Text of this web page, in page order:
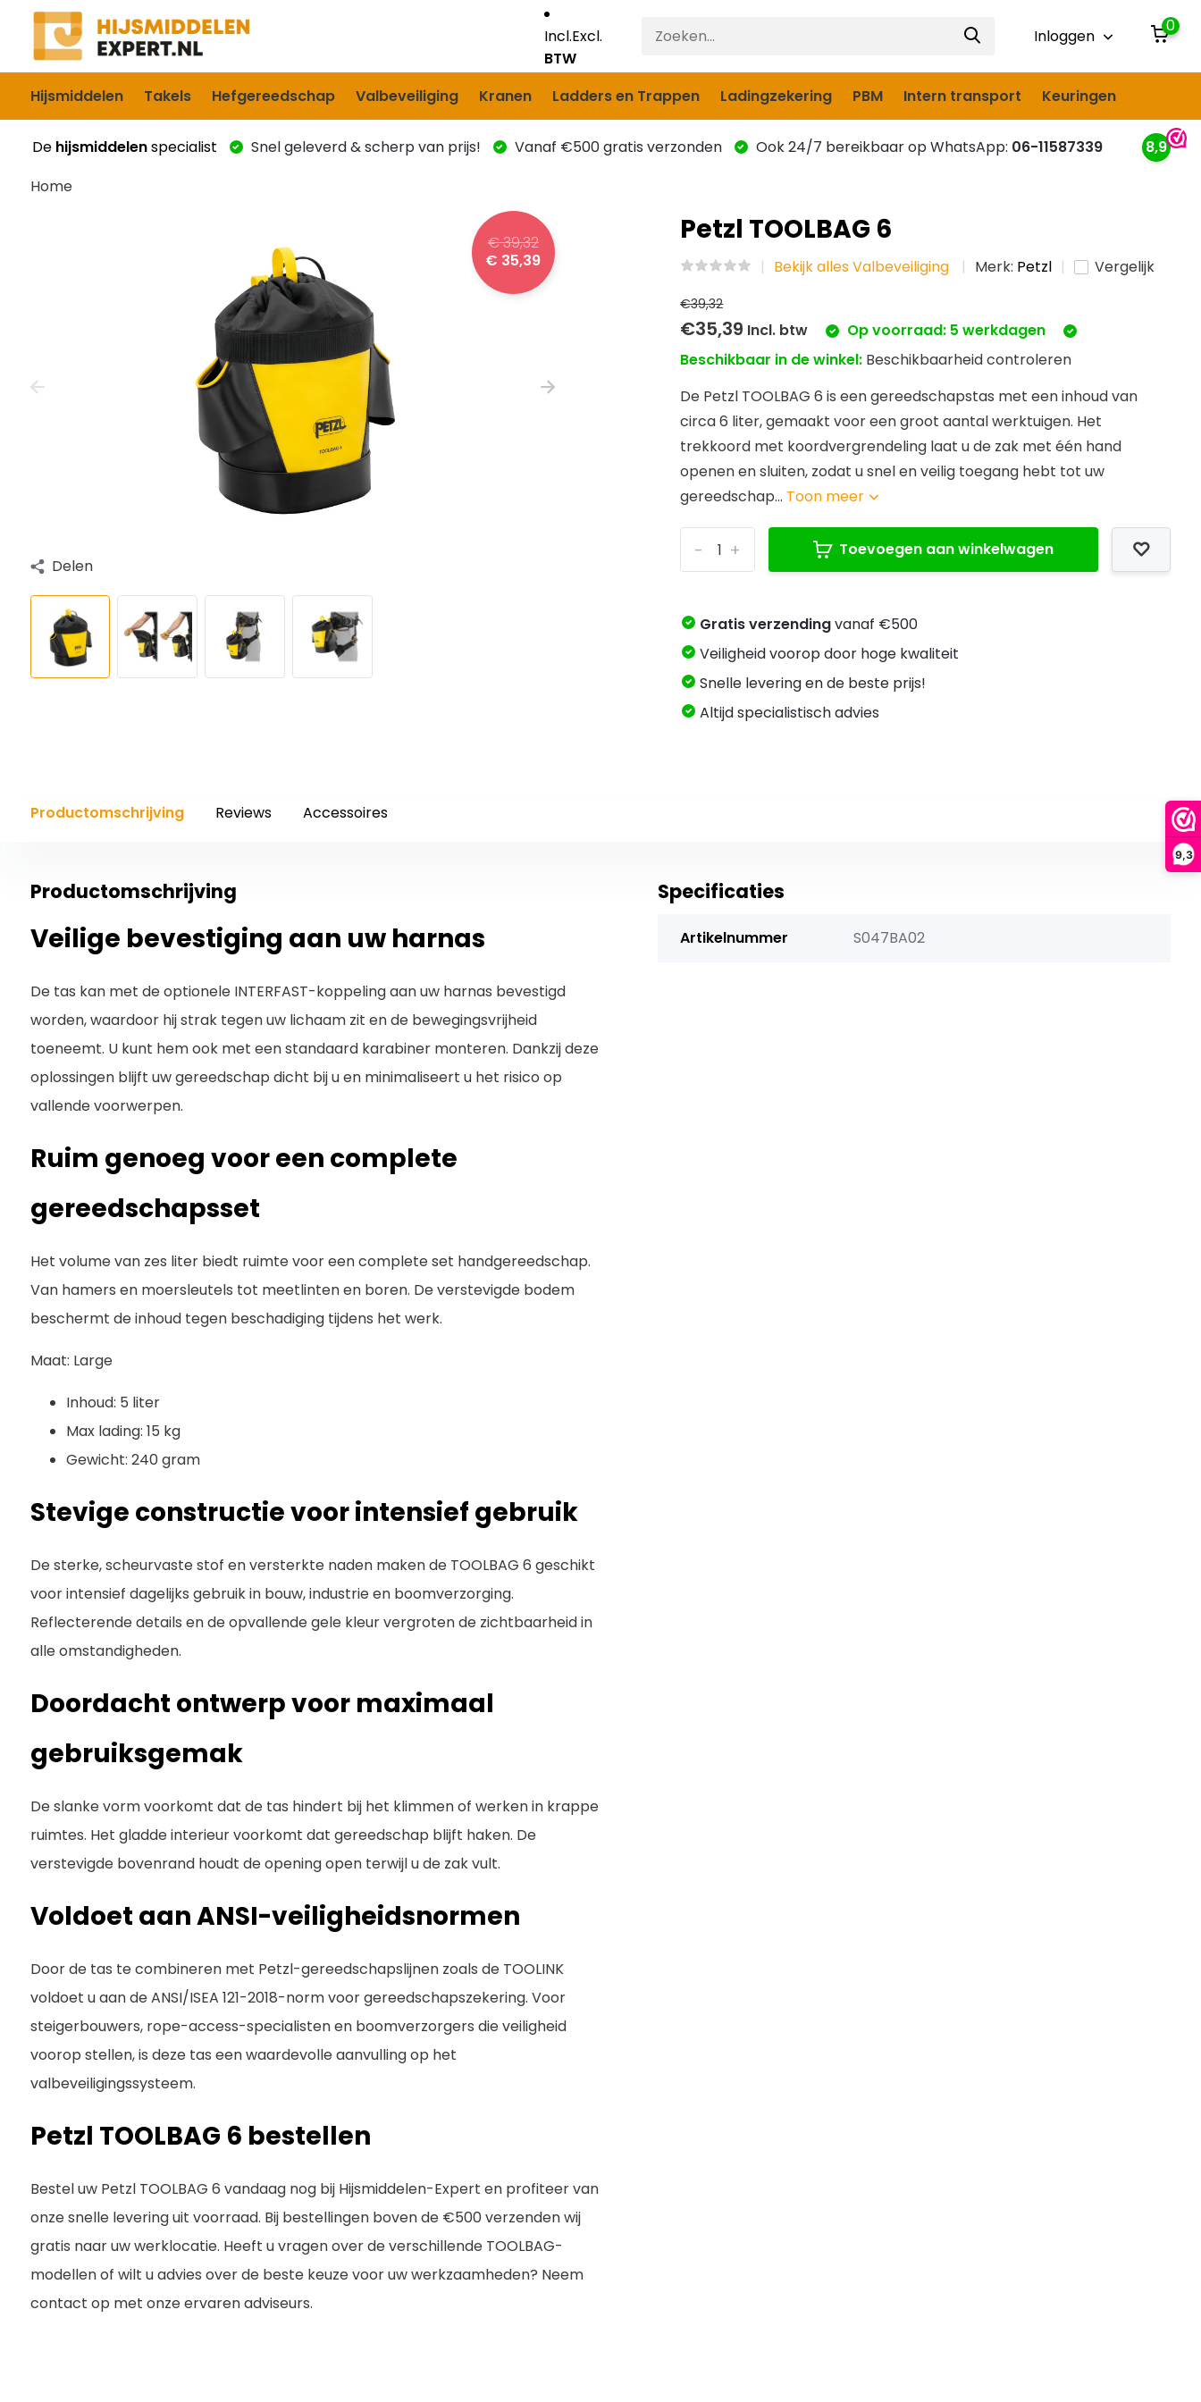
9,3
Incl.Excl.
BTW
Inloggen
0
Hijsmiddelen Takels Hefgereedschap Valbeveiliging Kranen Ladders en Trappen Ladingzekering PBM Intern transport Keuringen
De hijsmiddelenspecialist Snel geleverd & scherp van prijs! Vanaf €500 gratis verzonden Ook 24/7 bereikbaar op WhatsApp: 06-11587339
8,9
Home
€ 39,32
€ 35,39
Delen
Petzl TOOLBAG 6
Bekijk alles Valbeveiliging Merk: Petzl Vergelijk
€39,32
€35,39 Incl. btw
Op voorraad: 5 werkdagen
Beschikbaar in de winkel: Beschikbaarheid controleren
De Petzl TOOLBAG 6 is een gereedschapstas met een inhoud van
circa 6 liter, gemaakt voor een groot aantal werktuigen. Het
trekkoord met koordvergrendeling laat u de zak met één hand
openen en sluiten, zodat u snel en veilig toegang hebt tot uw
gereedschap... Toon meer
+
- Toevoegen aan winkelwagen
Gratis verzendingvanaf €500
Veiligheid voorop door hoge kwaliteit
Snelle levering en de beste prijs!
Altijd specialistisch advies
Productomschrijving Reviews Accessoires
Productomschrijving
Veilige bevestiging aan uw harnas
De tas kan met de optionele INTERFAST-koppeling aan uw harnas bevestigd
worden, waardoor hij strak tegen uw lichaam zit en de bewegingsvrijheid
toeneemt. U kunt hem ook met een standaard karabiner monteren. Dankzij deze
oplossingen blijft uw gereedschap dicht bij u en minimaliseert u het risico op
vallende voorwerpen.
Ruim genoeg voor een complete
gereedschapsset
Het volume van zes liter biedt ruimte voor een complete set handgereedschap.
Van hamers en moersleutels tot meetlinten en boren. De verstevigde bodem
beschermt de inhoud tegen beschadiging tijdens het werk.
Maat: Large
Inhoud: 5 liter
Max lading: 15 kg
Gewicht: 240 gram
Stevige constructie voor intensief gebruik
De sterke, scheurvaste stof en versterkte naden maken de TOOLBAG 6 geschikt
voor intensief dagelijks gebruik in bouw, industrie en boomverzorging.
Reflecterende details en de opvallende gele kleur vergroten de zichtbaarheid in
alle omstandigheden.
Doordacht ontwerp voor maximaal
gebruiksgemak
De slanke vorm voorkomt dat de tas hindert bij het klimmen of werken in krappe
ruimtes. Het gladde interieur voorkomt dat gereedschap blijft haken. De
verstevigde bovenrand houdt de opening open terwijl u de zak vult.
Voldoet aan ANSI-veiligheidsnormen
Door de tas te combineren met Petzl-gereedschapslijnen zoals de TOOLINK
voldoet u aan de ANSI/ISEA 121-2018-norm voor gereedschapszekering. Voor
steigerbouwers, rope-access-specialisten en boomverzorgers die veiligheid
voorop stellen, is deze tas een waardevolle aanvulling op het
valbeveiligingssysteem.
Petzl TOOLBAG 6 bestellen
Bestel uw Petzl TOOLBAG 6 vandaag nog bij Hijsmiddelen-Expert en profiteer van
onze snelle levering uit voorraad. Bij bestellingen boven de €500 verzenden wij
gratis naar uw werklocatie. Heeft u vragen over de verschillende TOOLBAG-
modellen of wilt u advies over de beste keuze voor uw werkzaamheden? Neem
contact op met onze ervaren adviseurs.
Specificaties
Artikelnummer S047BA02